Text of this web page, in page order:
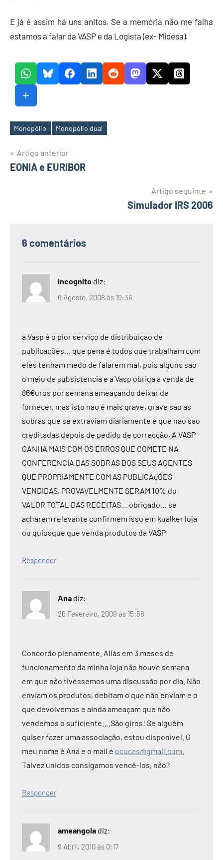
E já é assim há uns anitos. Se a memória não me falha
estamos a falar da VASP e da Logista (ex- Midesa).
Etiquetas
Monopólio Monopólio dual
Navegação
de
Artigo anterior
EONIA e EURIBOR
Artigo seguinte
Simulador IRS 2006
6 comentários
incognito diz:
6 Agosto, 2008 às 19:36
a Vasp é o pior serviço de distribuiçao de
publicações… que pena é todos que trabalham com
eles tenham medo de falarem mal, pois alguns sao
o meio de subsistencia e a Vasp obriga a venda de
86€uros por semana ameaçando deixar de
fornecer, mas isto nao é mais grave, grave sao as
sobras que se extraviam diariamente e que nao sao
creditadas depois de pedido de correcção, A VASP
GANHA MAIS COM OS ERROS QUE COMETE NA
CONFERENCIA DAS SOBRAS DOS SEUS AGENTES
QUE PROPRIAMENTE COM AS PUBLICAçÕES
VENDIDAS, PROVAVELMENTE SERAM 10% do
VALOR TOTAL DAS RECEITAS… obrigado… se
acharem relevante confirmem isso em kualker loja
ou quiosque que venda produtos da VASP
Responder
Ana diz:
26 Fevereiro, 2009 às 15:58
Concordo plenamente. Aliás em 3 meses de
funcionamento da minha loja não houve semana
em que não tivéssemos uma discussão por dia. Não
enviam os produtos, debitam o que não enviam e o
que devolvemos e ainda ameaçam que não
vendemos o suficiente….São giros! Se alguém
quiser fazer uma associação, estou disponivel. O
meu nome é Ana e o mail é ocucas@gmail.com
Talvez unidos consigamos vencê-los, não?
Responder
ameangola diz:
9 Abril, 2010 às 0:17